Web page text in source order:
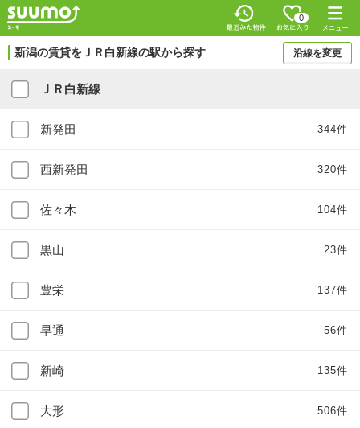
0
新潟の賃貸をＪＲ白新線の駅から探す 沿線を変更
ＪＲ白新線
新発田 344件
西新発田 320件
佐々木 104件
黒山 23件
豊栄 137件
早通 56件
新崎 135件
大形 506件